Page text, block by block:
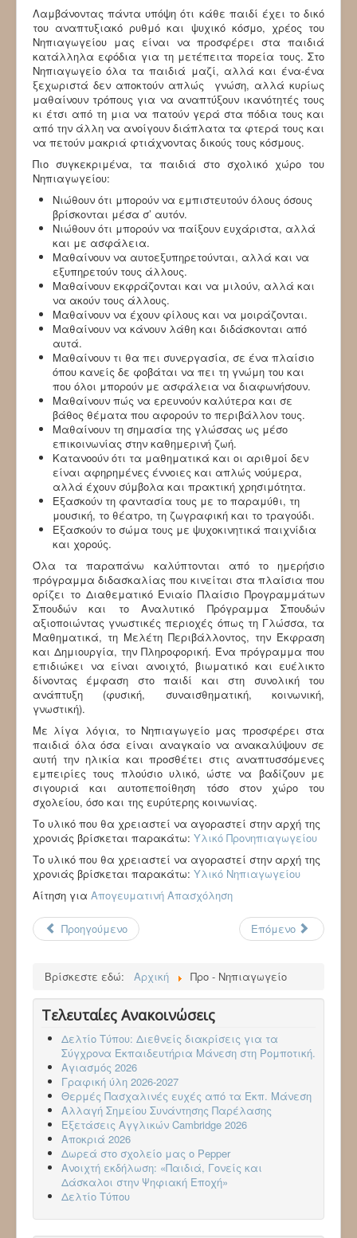
Λαμβάνοντας πάντα υπόψη ότι κάθε παιδί έχει το δικό
του αναπτυξιακό ρυθμό και ψυχικό κόσμο, χρέος του
Νηπιαγωγείου μας είναι να προσφέρει στα παιδιά
κατάλληλα εφόδια για τη μετέπειτα πορεία τους. Στο
Νηπιαγωγείο όλα τα παιδιά μαζί, αλλά και ένα-ένα
ξεχωριστά δεν αποκτούν απλώς γνώση, αλλά κυρίως
μαθαίνουν τρόπους για να αναπτύξουν ικανότητές τους
κι έτσι από τη μια να πατούν γερά στα πόδια τους και
από την άλλη να ανοίγουν διάπλατα τα φτερά τους και
να πετούν μακριά φτιάχνοντας δικούς τους κόσμους.
Πιο συγκεκριμένα, τα παιδιά στο σχολικό χώρο του
Νηπιαγωγείου:
Νιώθουν ότι μπορούν να εμπιστευτούν όλους όσους
βρίσκονται μέσα σ’ αυτόν.
Νιώθουν ότι μπορούν να παίξουν ευχάριστα, αλλά
και με ασφάλεια.
Μαθαίνουν να αυτοεξυπηρετούνται, αλλά και να
εξυπηρετούν τους άλλους.
Μαθαίνουν εκφράζονται και να μιλούν, αλλά και
να ακούν τους άλλους.
Μαθαίνουν να έχουν φίλους και να μοιράζονται.
Μαθαίνουν να κάνουν λάθη και διδάσκονται από
αυτά.
Μαθαίνουν τι θα πει συνεργασία, σε ένα πλαίσιο
όπου κανείς δε φοβάται να πει τη γνώμη του και
που όλοι μπορούν με ασφάλεια να διαφωνήσουν.
Μαθαίνουν πώς να ερευνούν καλύτερα και σε
βάθος θέματα που αφορούν το περιβάλλον τους.
Μαθαίνουν τη σημασία της γλώσσας ως μέσο
επικοινωνίας στην καθημερινή ζωή.
Κατανοούν ότι τα μαθηματικά και οι αριθμοί δεν
είναι αφηρημένες έννοιες και απλώς νούμερα,
αλλά έχουν σύμβολα και πρακτική χρησιμότητα.
Εξασκούν τη φαντασία τους με το παραμύθι, τη
μουσική, το θέατρο, τη ζωγραφική και το τραγούδι.
Εξασκούν το σώμα τους με ψυχοκινητικά παιχνίδια
και χορούς.
Όλα τα παραπάνω καλύπτονται από το ημερήσιο
πρόγραμμα διδασκαλίας που κινείται στα πλαίσια που
ορίζει το Διαθεματικό Ενιαίο Πλαίσιο Προγραμμάτων
Σπουδών και το Αναλυτικό Πρόγραμμα Σπουδών
αξιοποιώντας γνωστικές περιοχές όπως τη Γλώσσα, τα
Μαθηματικά, τη Μελέτη Περιβάλλοντος, την Έκφραση
και Δημιουργία, την Πληροφορική. Ένα πρόγραμμα που
επιδιώκει να είναι ανοιχτό, βιωματικό και ευέλικτο
δίνοντας έμφαση στο παιδί και στη συνολική του
ανάπτυξη (φυσική, συναισθηματική, κοινωνική,
γνωστική).
Με λίγα λόγια, το Νηπιαγωγείο μας προσφέρει στα
παιδιά όλα όσα είναι αναγκαίο να ανακαλύψουν σε
αυτή την ηλικία και προσθέτει στις αναπτυσσόμενες
εμπειρίες τους πλούσιο υλικό, ώστε να βαδίζουν με
σιγουριά και αυτοπεποίθηση τόσο στον χώρο του
σχολείου, όσο και της ευρύτερης κοινωνίας.
Το υλικό που θα χρειαστεί να αγοραστεί στην αρχή της
χρονιάς βρίσκεται παρακάτω: Υλικό Προνηπιαγωγείου
Το υλικό που θα χρειαστεί να αγοραστεί στην αρχή της
χρονιάς βρίσκεται παρακάτω: Υλικό Νηπιαγωγείου
Αίτηση για Απογευματινή Απασχόληση
Προηγούμενο Επόμενο
Βρίσκεστε εδώ: Αρχική Προ - Νηπιαγωγείο
Τελευταίες Ανακοινώσεις
Δελτίο Τύπου: Διεθνείς διακρίσεις για τα
Σύγχρονα Εκπαιδευτήρια Μάνεση στη Ρομποτική.
Αγιασμός 2026
Γραφική ύλη 2026-2027
Θερμές Πασχαλινές ευχές από τα Εκπ. Μάνεση
Αλλαγή Σημείου Συνάντησης Παρέλασης
Εξετάσεις Αγγλικών Cambridge 2026
Aποκριά 2026
Δωρεά στο σχολείο μας ο Pepper
Ανοιχτή εκδήλωση: «Παιδιά, Γονείς και
Δάσκαλοι στην Ψηφιακή Εποχή»
Δελτίο Τύπου